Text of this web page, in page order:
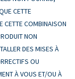
CETTE
CETTE COMBINAISON
NON
DES MISES À
OU
À VOUS ET/OU À